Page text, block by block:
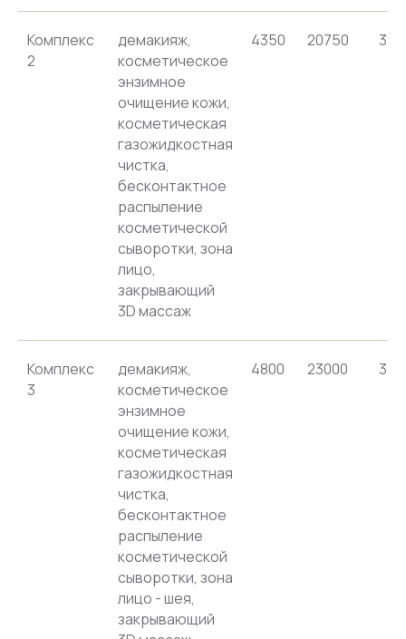
Комплекс
2
демакияж,
косметическое
энзимное
очищение кожи,
косметическая
газожидкостная
чистка,
бесконтактное
распыление
косметической
сыворотки, зона
лицо,
закрывающий
3D массаж
4350 20750
Комплекс
3
демакияж,
косметическое
энзимное
очищение кожи,
косметическая
газожидкостная
чистка,
бесконтактное
распыление
косметической
сыворотки, зона
лицо - шея,
закрывающий
4800 23000